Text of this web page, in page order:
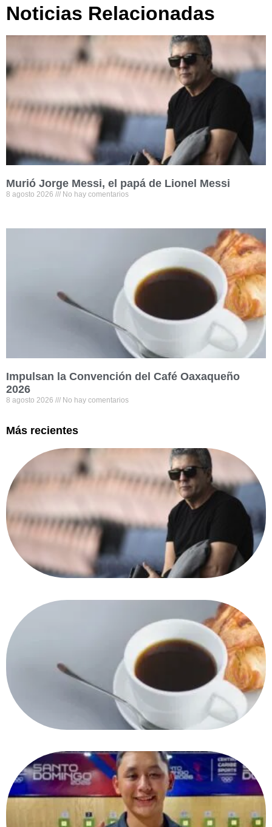
Noticias Relacionadas
Murió Jorge Messi, el papá de Lionel Messi
8 agosto 2026 No hay comentarios
Impulsan la Convención del Café Oaxaqueño
2026
8 agosto 2026 No hay comentarios
Más recientes